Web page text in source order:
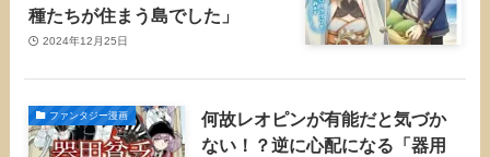
種たちが住まう島でした」
2024年12月25日
ファンタジー漫画
何故レオピンが有能だと気づか
ない！？逆に心配になる「器用